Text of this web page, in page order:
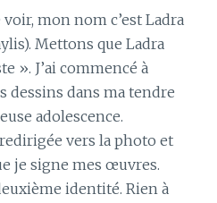
mon nom c’est Ladra
Mettons que Ladra
». J’ai commencé à
dessins dans ma tendre
adolescence.
vers la photo et
je signe mes œuvres.
identité. Rien à